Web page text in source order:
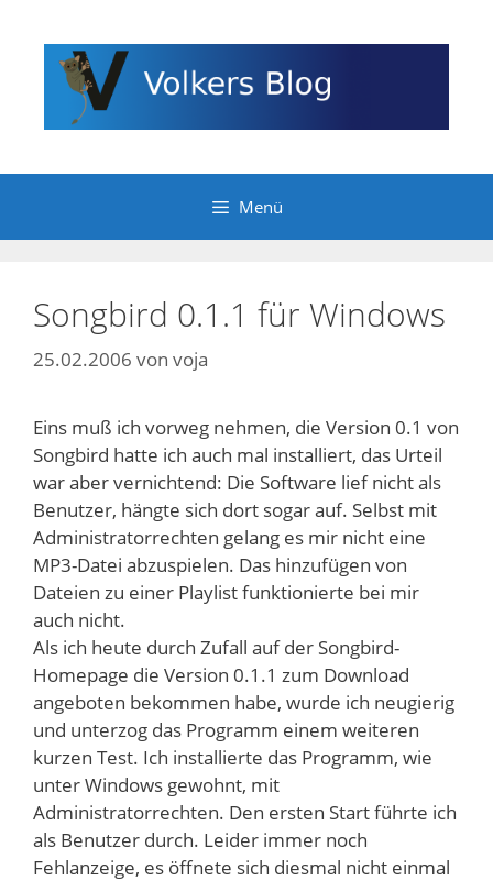
Inhalt
springen
Menü
Songbird 0.1.1 für Windows
25.02.2006 von voja
Eins muß ich vorweg nehmen, die Version 0.1 von
Songbird hatte ich auch mal installiert, das Urteil
war aber vernichtend: Die Software lief nicht als
Benutzer, hängte sich dort sogar auf. Selbst mit
Administratorrechten gelang es mir nicht eine
MP3-Datei abzuspielen. Das hinzufügen von
Dateien zu einer Playlist funktionierte bei mir
auch nicht.
Als ich heute durch Zufall auf der Songbird-
Homepage die Version 0.1.1 zum Download
angeboten bekommen habe, wurde ich neugierig
und unterzog das Programm einem weiteren
kurzen Test. Ich installierte das Programm, wie
unter Windows gewohnt, mit
Administratorrechten. Den ersten Start führte ich
als Benutzer durch. Leider immer noch
Fehlanzeige, es öffnete sich diesmal nicht einmal